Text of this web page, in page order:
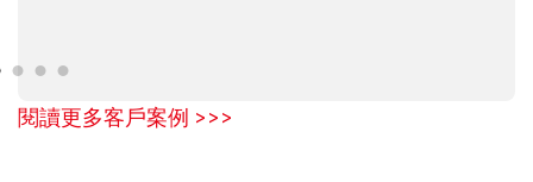
閱讀更多客戶案例 >>>